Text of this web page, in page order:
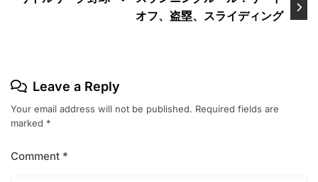
オフ、盗塁、スライディング
Leave a Reply
Your email address will not be published. Required fields are
marked *
Comment *